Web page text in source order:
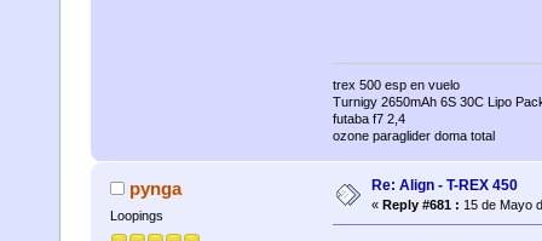
trex 500 esp en vuelo
Turnigy 2650mAh 6S 30C Lipo
futaba f7 2,4
ozone paraglider doma total
pynga
Loopings
Re: Align - T-REX 450
« Reply #681 : 15 de Mayo